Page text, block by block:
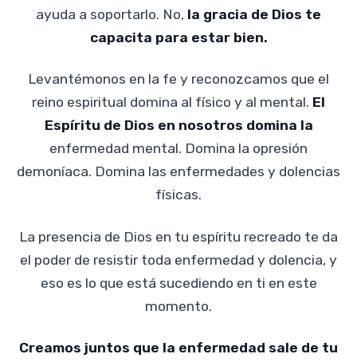
ayuda a soportarlo. No, la gracia de Dios te
capacita para estar bien.
Levantémonos en la fe y reconozcamos que el
reino espiritual domina al físico y al mental. El
Espíritu de Dios en nosotros domina la
enfermedad mental. Domina la opresión
demoníaca. Domina las enfermedades y dolencias
físicas.
La presencia de Dios en tu espíritu recreado te da
el poder de resistir toda enfermedad y dolencia, y
eso es lo que está sucediendo en ti en este
momento.
Creamos juntos que la enfermedad sale de tu